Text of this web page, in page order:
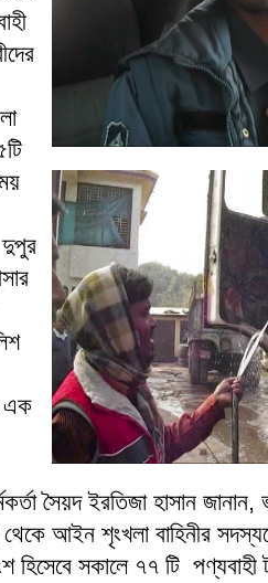
এক
সৈয়দ ইরতিজা হাসান
আইন শৃংখলা বাহিনীর
সকালে ৭৭ টি পণ্যবাহী